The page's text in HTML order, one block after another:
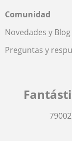
Comunidad
Novedades y Blog
Preguntas y